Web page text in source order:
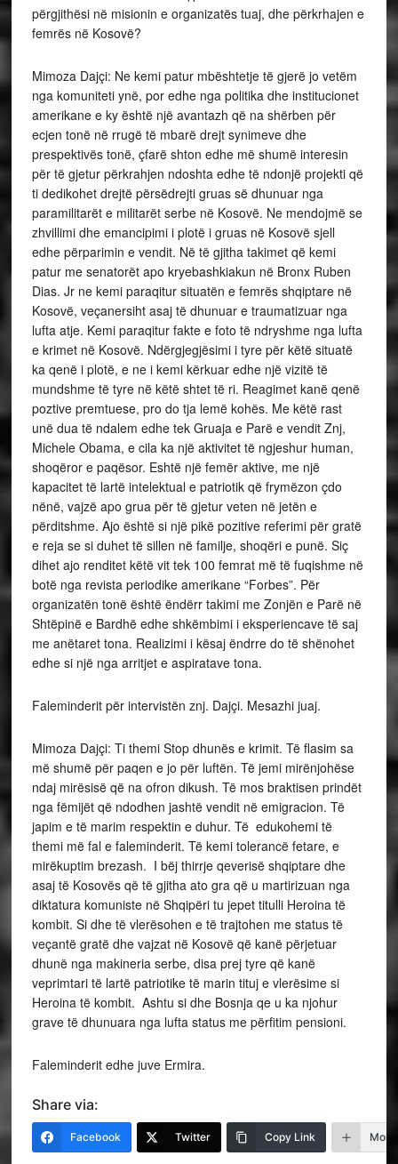
përgjithësi në misionin e organizatës tuaj, dhe përkrhajen e
femrës në Kosovë?
Mimoza Dajçi: Ne kemi patur mbështetje të gjerë jo vetëm
nga komuniteti ynë, por edhe nga politika dhe institucionet
amerikane e ky është një avantazh që na shërben për
ecjen tonë në rrugë të mbarë drejt synimeve dhe
prespektivës tonë, çfarë shton edhe më shumë interesin
për të gjetur përkrahjen ndoshta edhe të ndonjë projekti që
ti dedikohet drejtë përsëdrejti gruas së dhunuar nga
paramilitarët e militarët serbe në Kosovë. Ne mendojmë se
zhvillimi dhe emancipimi i plotë i gruas në Kosovë sjell
edhe përparimin e vendit. Në të gjitha takimet që kemi
patur me senatorët apo kryebashkiakun në Bronx Ruben
Dias. Jr ne kemi paraqitur situatën e femrës shqiptare në
Kosovë, veçanersiht asaj të dhunuar e traumatizuar nga
lufta atje. Kemi paraqitur fakte e foto të ndryshme nga lufta
e krimet në Kosovë. Ndërgjegjësimi i tyre për këtë situatë
ka qenë i plotë, e ne i kemi kërkuar edhe një vizitë të
mundshme të tyre në këtë shtet të ri. Reagimet kanë qenë
poztive premtuese, pro do tja lemë kohës. Me këtë rast
unë dua të ndalem edhe tek Gruaja e Parë e vendit Znj,
Michele Obama, e cila ka një aktivitet të ngjeshur human,
shoqëror e paqësor. Eshtë një femër aktive, me një
kapacitet të lartë intelektual e patriotik që frymëzon çdo
nënë, vajzë apo grua për të gjetur veten në jetën e
përditshme. Ajo është si një pikë pozitive referimi për gratë
e reja se si duhet të sillen në familje, shoqëri e punë. Siç
dihet ajo renditet këtë vit tek 100 femrat më të fuqishme në
botë nga revista periodike amerikane “Forbes”. Për
organizatën tonë është ëndërr takimi me Zonjën e Parë në
Shtëpinë e Bardhë edhe shkëmbimi i eksperiencave të saj
me anëtaret tona. Realizimi i kësaj ëndrre do të shënohet
edhe si një nga arritjet e aspiratave tona.
Faleminderit për intervistën znj. Dajçi. Mesazhi juaj.
Mimoza Dajçi: Ti themi Stop dhunës e krimit. Të flasim sa
më shumë për paqen e jo për luftën. Të jemi mirënjohëse
ndaj mirësisë që na ofron dikush. Të mos braktisen prindët
nga fëmijët që ndodhen jashtë vendit në emigracion. Të
japim e të marim respektin e duhur. Të edukohemi të
themi më fal e faleminderit. Të kemi tolerancë fetare, e
mirëkuptim brezash. I bëj thirrje qeverisë shqiptare dhe
asaj të Kosovës që të gjitha ato gra që u martirizuan nga
diktatura komuniste në Shqipëri tu jepet titulli Heroina të
kombit. Si dhe të vlerësohen e të trajtohen me status të
veçantë gratë dhe vajzat në Kosovë që kanë përjetuar
dhunë nga makineria serbe, disa prej tyre që kanë
veprimtari të lartë patriotike të marin tituj e vlerësime si
Heroina të kombit. Ashtu si dhe Bosnja qe u ka njohur
grave të dhunuara nga lufta status me përfitim pensioni.
Faleminderit edhe juve Ermira.
Share via:
Facebook Twitter Copy Link More